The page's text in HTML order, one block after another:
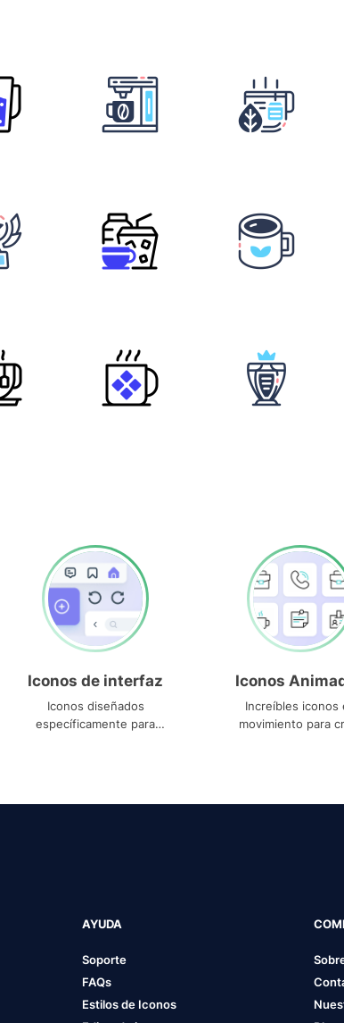
Iconos de interfaz
Iconos diseñados
específicamente para
Iconos
Increíbles iconos
movimiento para
AYUDA
Soporte
FAQs
Estilos de Iconos